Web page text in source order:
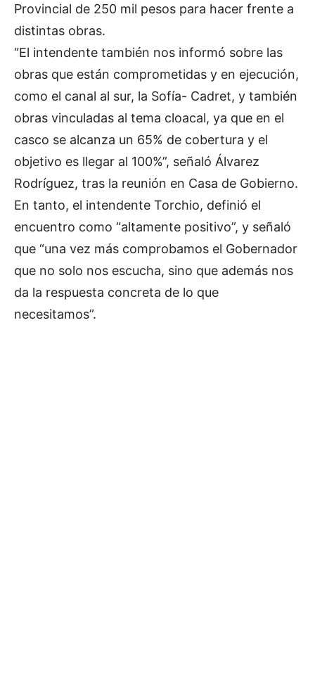
Provincial de 250 mil pesos para hacer frente a
distintas obras.
“El intendente también nos informó sobre las
obras que están comprometidas y en ejecución,
como el canal al sur, la Sofía- Cadret, y también
obras vinculadas al tema cloacal, ya que en el
casco se alcanza un 65% de cobertura y el
objetivo es llegar al 100%”, señaló Álvarez
Rodríguez, tras la reunión en Casa de Gobierno.
En tanto, el intendente Torchio, definió el
encuentro como “altamente positivo”, y señaló
que “una vez más comprobamos el Gobernador
que no solo nos escucha, sino que además nos
da la respuesta concreta de lo que
necesitamos”.